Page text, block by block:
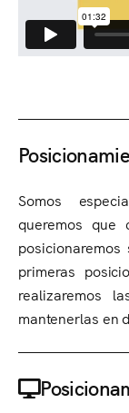
Somos
queremos que
primeras
realizaremos
mantenerlas en